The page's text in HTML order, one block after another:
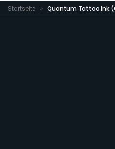
Zum Inhalt springen
Startseite Quantum Tattoo Ink